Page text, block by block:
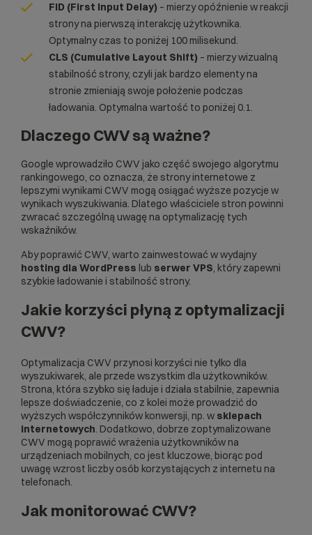
FID (First Input Delay) – mierzy opóźnienie w reakcji
strony na pierwszą interakcję użytkownika.
Optymalny czas to poniżej 100 milisekund.
CLS (Cumulative Layout Shift) – mierzy wizualną
stabilność strony, czyli jak bardzo elementy na
stronie zmieniają swoje położenie podczas
ładowania. Optymalna wartość to poniżej 0.1.
Dlaczego CWV są ważne?
Google wprowadziło CWV jako część swojego algorytmu
rankingowego, co oznacza, że strony internetowe z
lepszymi wynikami CWV mogą osiągać wyższe pozycje w
wynikach wyszukiwania. Dlatego właściciele stron powinni
zwracać szczególną uwagę na optymalizację tych
wskaźników.
Aby poprawić CWV, warto zainwestować w wydajny
hosting dla WordPress lub serwer VPS, który zapewni
szybkie ładowanie i stabilność strony.
Jakie korzyści płyną z optymalizacji
CWV?
Optymalizacja CWV przynosi korzyści nie tylko dla
wyszukiwarek, ale przede wszystkim dla użytkowników.
Strona, która szybko się ładuje i działa stabilnie, zapewnia
lepsze doświadczenie, co z kolei może prowadzić do
wyższych współczynników konwersji, np. w sklepach
internetowych. Dodatkowo, dobrze zoptymalizowane
CWV mogą poprawić wrażenia użytkowników na
urządzeniach mobilnych, co jest kluczowe, biorąc pod
uwagę wzrost liczby osób korzystających z internetu na
telefonach.
Jak monitorować CWV?